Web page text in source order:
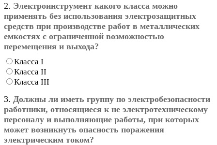
2. Электроинструмент какого класса можно
применять без использования электрозащитных
средств при производстве работ в металлических
емкостях с ограниченной возможностью
перемещения и выхода?
Класса I
Класса II
Класса III
3. Должны ли иметь группу по электробезопасности
работники, относящиеся к не электротехническому
персоналу и выполняющие работы, при которых
может возникнуть опасность поражения
электрическим током?